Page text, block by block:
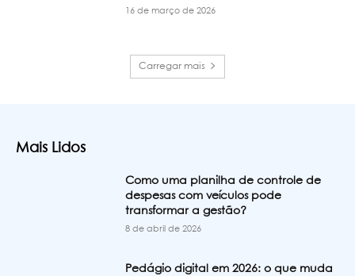
16 de março de 2026
Carregar mais
Mais Lidos
Como uma planilha de controle de
despesas com veículos pode
transformar a gestão?
8 de abril de 2026
Pedágio digital em 2026: o que muda